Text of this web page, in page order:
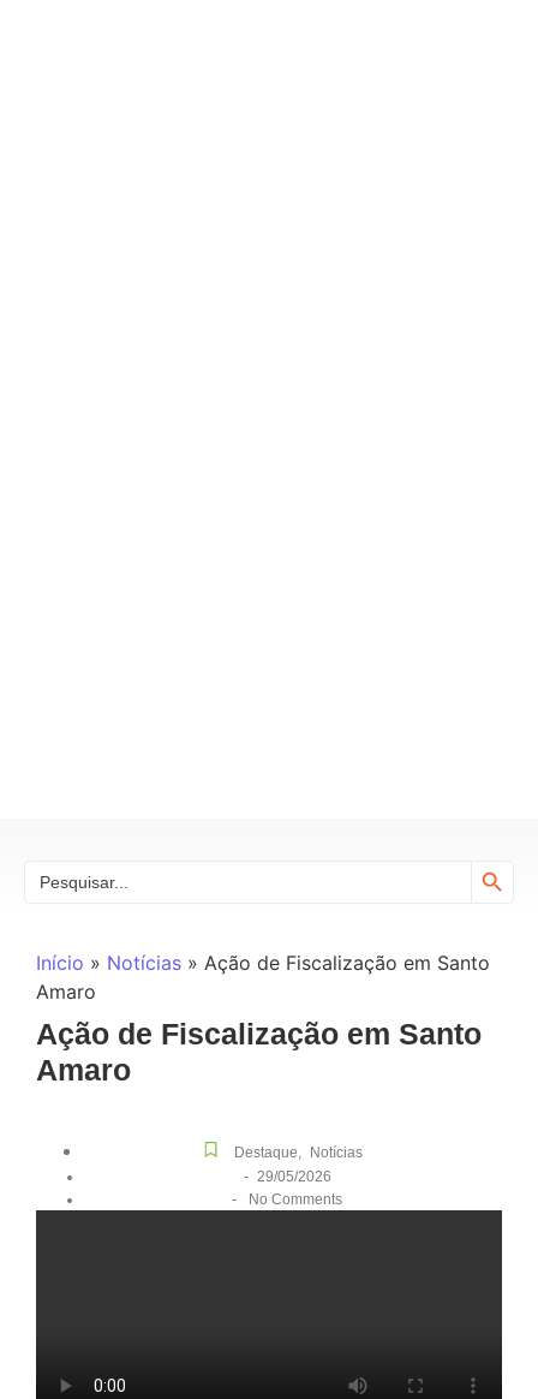
for:
Início » Notícias » Ação de Fiscalização em Santo
Amaro
Ação de Fiscalização em Santo
Amaro
Destaque, Notícias
- 29/05/2026
- No Comments